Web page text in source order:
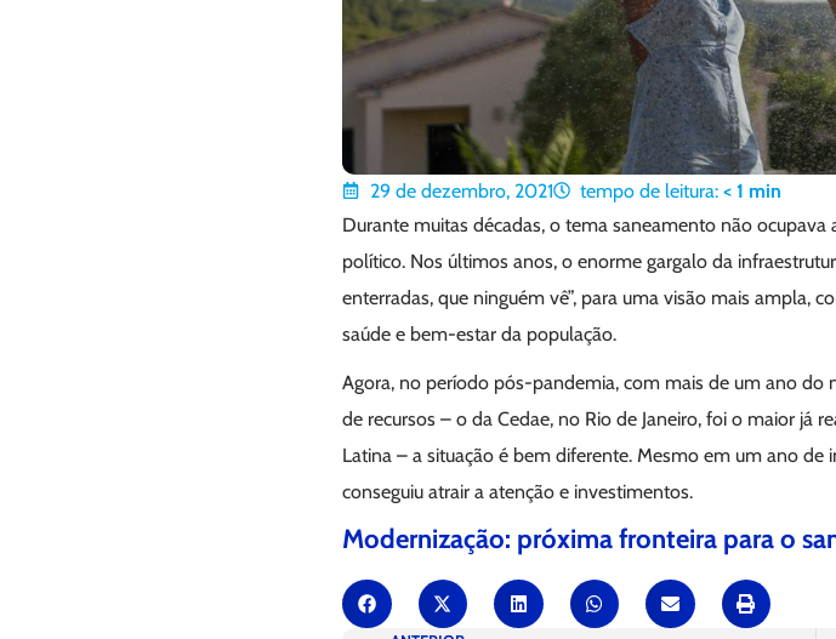
29 de dezembro, 2021 tempo de leitura: < 1 min
Durante muitas décadas, o tema saneamento não
político. Nos últimos anos, o enorme gargalo da
enterradas, que ninguém vê”, para uma visão mais ampla,
saúde e bem-estar da população.
Agora, no período pós-pandemia, com mais de um ano do
de recursos – o da Cedae, no Rio de Janeiro, foi o maior já
Latina – a situação é bem diferente. Mesmo em um ano
conseguiu atrair a atenção e investimentos.
Modernização: próxima fronteira para o